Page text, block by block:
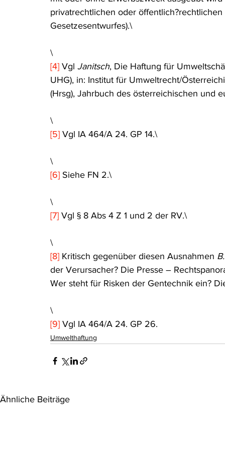
privatrechtlichen oder
Gesetzesentwurfes).\
\
[4] Vgl Janitsch, Die Haftung für
UHG), in: Institut für Umweltrecht/
(Hrsg), Jahrbuch des österreichischen und
\
[5] Vgl IA 464/A 24. GP 14.\
\
[6] Siehe FN 2.\
\
[7] Vgl § 8 Abs 4 Z 1 und 2 der RV.\
\
[8] Kritisch gegenüber diesen Ausnahmen
der Verursacher? Die Presse –
Wer steht für Risken der Gentechnik ein?
\
[9] Vgl IA 464/A 24. GP 26.
Umwelthaftung
Ähnliche Beiträge